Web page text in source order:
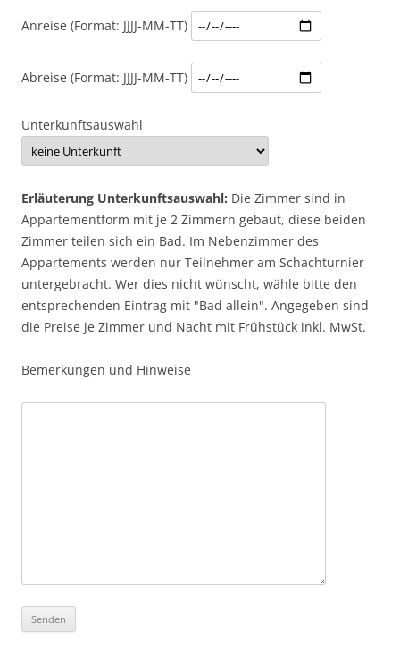
Anreise (Format: JJJJ-MM-TT)
Abreise (Format: JJJJ-MM-TT)
Unterkunftsauswahl
Erläuterung Unterkunftsauswahl: Die Zimmer sind in
Appartementform mit je 2 Zimmern gebaut, diese beiden
Zimmer teilen sich ein Bad. Im Nebenzimmer des
Appartements werden nur Teilnehmer am Schachturnier
untergebracht. Wer dies nicht wünscht, wähle bitte den
entsprechenden Eintrag mit "Bad allein". Angegeben sind
die Preise je Zimmer und Nacht mit Frühstück inkl. MwSt.
Bemerkungen und Hinweise